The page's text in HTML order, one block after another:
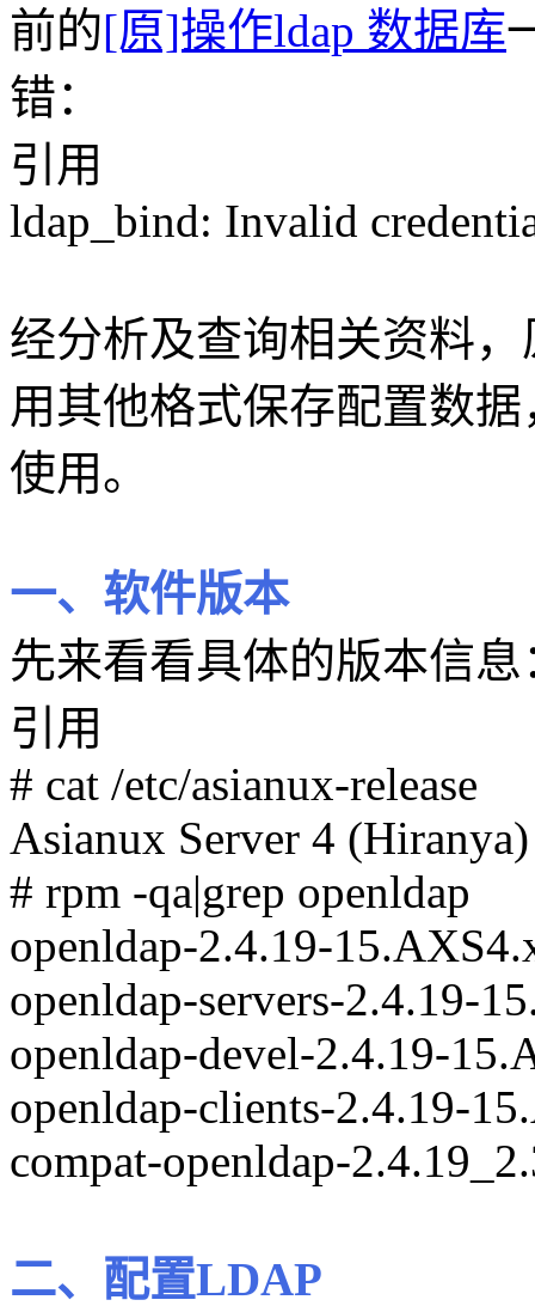
前的[原]操作ldap 数据库
错：
引用
ldap_bind: Invalid
经分析及查询相关资料
用其他格式保存配置数
使用。
一、软件版本
先来看看具体的版本信息
引用
# cat /etc/asianux-release
Asianux Server 4 (Hiranya)
# rpm -qa|grep openldap
openldap-2.4.19-
openldap-servers-2.4.19-
openldap-devel-2.4.19-
openldap-clients-2.4.19-
compat-openldap-
二、配置LDAP